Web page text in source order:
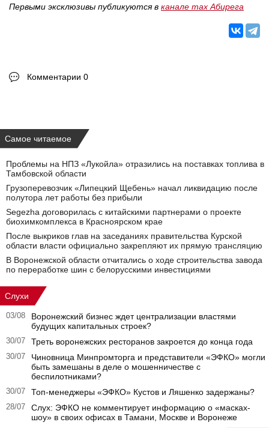
Первыми эксклюзивы публикуются в канале max Абирега
Комментарии 0
Самое читаемое
Проблемы на НПЗ «Лукойла» отразились на поставках топлива в
Тамбовской области
Грузоперевозчик «Липецкий Щебень» начал ликвидацию после
полутора лет работы без прибыли
Segezha договорилась с китайскими партнерами о проекте
биохимкомплекса в Красноярском крае
После выкриков глав на заседаниях правительства Курской
области власти официально закрепляют их прямую трансляцию
В Воронежской области отчитались о ходе строительства завода
по переработке шин с белорусскими инвестициями
Слухи
03/08
Воронежский бизнес ждет централизации властями
будущих капитальных строек?
30/07 Треть воронежских ресторанов закроется до конца года
30/07
Чиновница Минпромторга и представители «ЭФКО» могли
быть замешаны в деле о мошенничестве с
беспилотниками?
30/07 Топ-менеджеры «ЭФКО» Кустов и Ляшенко задержаны?
28/07
Слух: ЭФКО не комментирует информацию о «масках-
шоу» в своих офисах в Тамани, Москве и Воронеже